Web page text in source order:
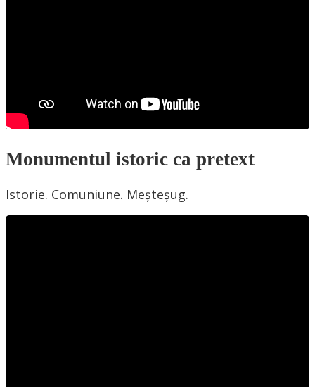
Monumentul istoric ca pretext
Istorie. Comuniune. Meșteșug.